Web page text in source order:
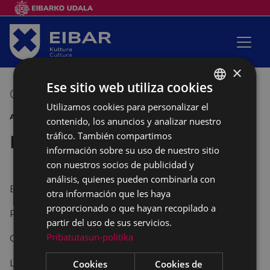
08/04/2016 19:00 -23:00
ARRATE KULTUR ELKARTEA BERTSOLARIS
Bertso Afaria
Bertsolaris: Sustrai Colina y Agin Laburu
Propone los temas: Mikel Arrillaga
Organizado por: Arrate Kultur Elkartea
Lugar: Kultu Taberna
BASQUE
SPANISH
×
Ese sitio web utiliza cookies
Utilizamos cookies para personalizar el
contenido, los anuncios y analizar nuestro
tráfico. También compartimos
información sobre su uso de nuestro sitio
con nuestros socios de publicidad y
análisis, quienes pueden combinarla con
otra información que les haya
proporcionado o que hayan recopilado a
partir del uso de sus servicios.
Pribatutasun-politika
Cookies
Cookies de